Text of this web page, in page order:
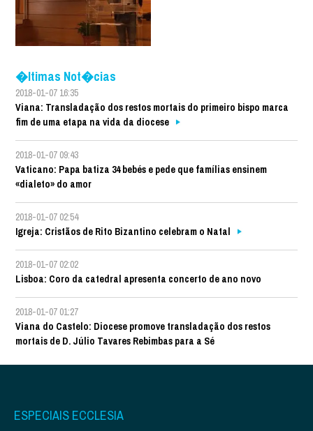
�ltimas Not�cias
2018-01-07 16:35
Viana: Transladação dos restos mortais do primeiro bispo marca
fim de uma etapa na vida da diocese
2018-01-07 09:43
Vaticano: Papa batiza 34 bebés e pede que famílias ensinem
«dialeto» do amor
2018-01-07 02:54
Igreja: Cristãos de Rito Bizantino celebram o Natal
2018-01-07 02:02
Lisboa: Coro da catedral apresenta concerto de ano novo
2018-01-07 01:27
Viana do Castelo: Diocese promove transladação dos restos
mortais de D. Júlio Tavares Rebimbas para a Sé
ESPECIAIS ECCLESIA